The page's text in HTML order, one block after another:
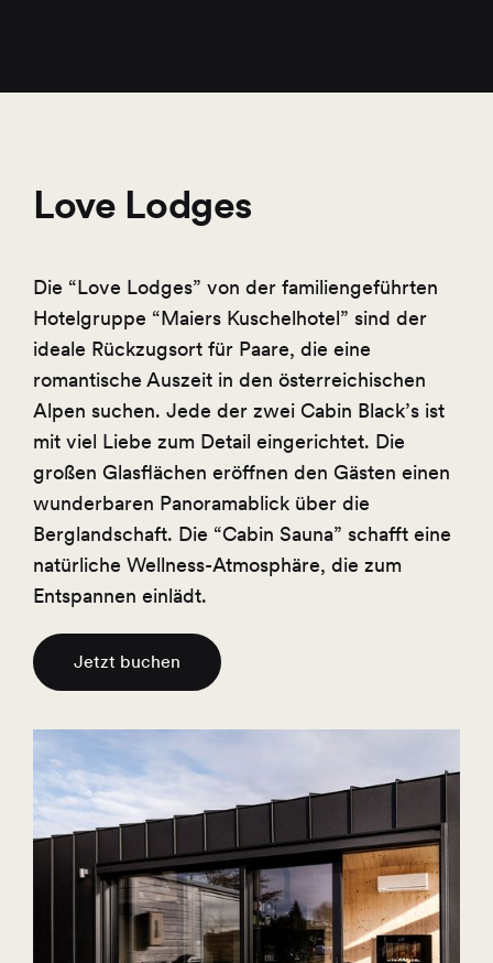
Love Lodges
Die “Love Lodges” von der familiengeführten
Hotelgruppe “Maiers Kuschelhotel” sind der
ideale Rückzugsort für Paare, die eine
romantische Auszeit in den österreichischen
Alpen suchen. Jede der zwei Cabin Black’s ist
mit viel Liebe zum Detail eingerichtet. Die
großen Glasflächen eröffnen den Gästen einen
wunderbaren Panoramablick über die
Berglandschaft. Die “Cabin Sauna” schafft eine
natürliche Wellness-Atmosphäre, die zum
Entspannen einlädt.
Jetzt buchen